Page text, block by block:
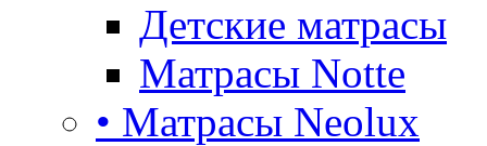
Детские матрасы
Матрасы Notte
• Матрасы Neolux